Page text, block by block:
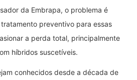
da Embrapa, o problema é
preventivo para essas
a perda total, principalmente
híbridos suscetíveis.
conhecidos desde a década de